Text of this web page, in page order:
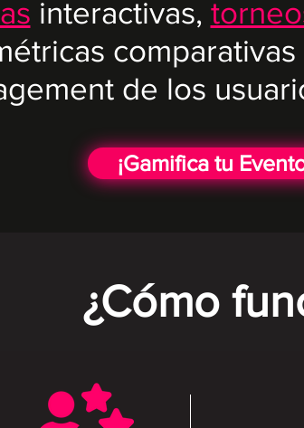
interactivas,
de los
¡Gamifica tu
¿Cómo